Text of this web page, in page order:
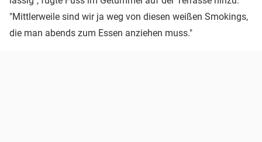
"Mittlerweile sind wir ja weg von diesen weißen Smokings,
die man abends zum Essen anziehen muss."